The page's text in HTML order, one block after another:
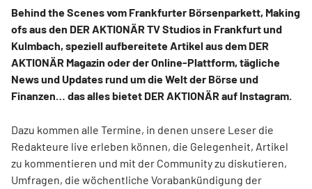
Behind the Scenes vom Frankfurter Börsenparkett, Making
ofs aus den DER AKTIONÄR TV Studios in Frankfurt und
Kulmbach, speziell aufbereitete Artikel aus dem DER
AKTIONÄR Magazin oder der Online-Plattform, tägliche
News und Updates rund um die Welt der Börse und
Finanzen… das alles bietet DER AKTIONÄR auf Instagram.
Dazu kommen alle Termine, in denen unsere Leser die
Redakteure live erleben können, die Gelegenheit, Artikel
zu kommentieren und mit der Community zu diskutieren,
Umfragen, die wöchentliche Vorabankündigung der